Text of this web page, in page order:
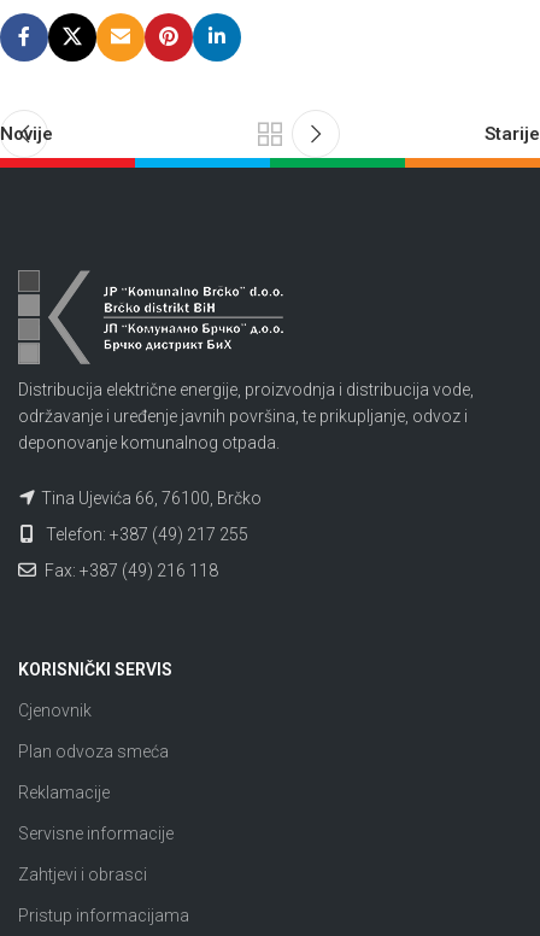
Novije Starije
Distribucija električne energije, proizvodnja i distribucija vode,
održavanje i uređenje javnih površina, te prikupljanje, odvoz i
deponovanje komunalnog otpada.
Tina Ujevića 66, 76100, Brčko
Telefon: +387 (49) 217 255
Fax: +387 (49) 216 118
KORISNIČKI SERVIS
Cjenovnik
Plan odvoza smeća
Reklamacije
Servisne informacije
Zahtjevi i obrasci
Pristup informacijama